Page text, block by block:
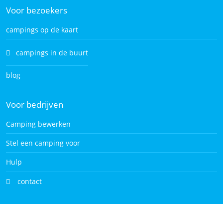
Voor bezoekers
campings op de kaart
campings in de buurt
blog
Voor bedrijven
Camping bewerken
Stel een camping voor
Hulp
contact